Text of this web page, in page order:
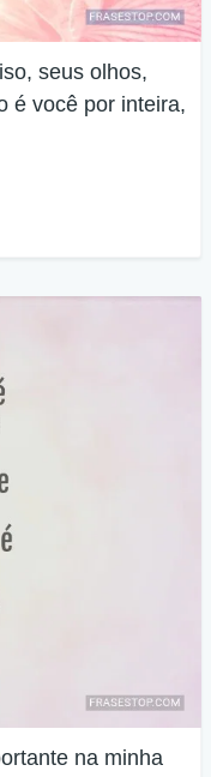
seus olhos,
é você por inteira,
na minha